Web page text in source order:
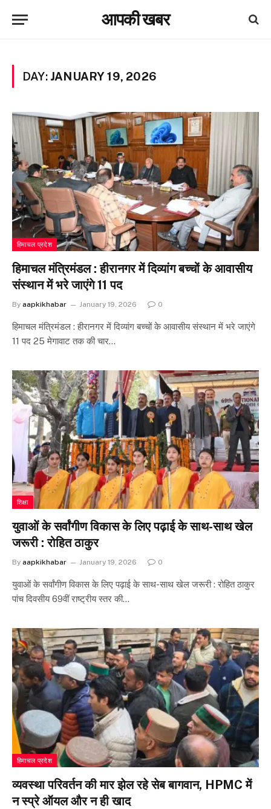
आपकी खबर
DAY: JANUARY 19, 2026
हिमाचल प्रदेश
हिमाचल मंत्रिमंडल : हीरानगर में दिव्यांग बच्चों के आवासीय
संस्थान में भरे जाएंगे 11 पद
By aapkikhabar January 19, 2026 0
हिमाचल मंत्रिमंडल : हीरानगर में दिव्यांग बच्चों के आवासीय संस्थान में भरे जाएंगे
11 पद 25 मेगावाट तक की चार…
शिक्षा
युवाओं के सर्वांगीण विकास के लिए पढ़ाई के साथ-साथ खेल
जरूरी : रोहित ठाकुर
By aapkikhabar January 19, 2026 0
युवाओं के सर्वांगीण विकास के लिए पढ़ाई के साथ-साथ खेल जरूरी : रोहित ठाकुर
पांच दिवसीय 69वीं राष्ट्रीय स्तर की…
हिमाचल प्रदेश
व्यवस्था परिवर्तन की मार झेल रहे सेब बागवान, HPMC में
न स्प्रे ऑयल और न ही खाद